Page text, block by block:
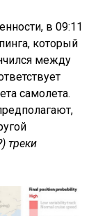
в 09:11
который
между
самолета.
треки